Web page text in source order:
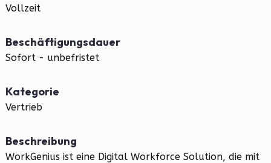
Vollzeit
Beschäftigungsdauer
Sofort - unbefristet
Kategorie
Vertrieb
Beschreibung
WorkGenius ist eine Digital Workforce Solution, die mit